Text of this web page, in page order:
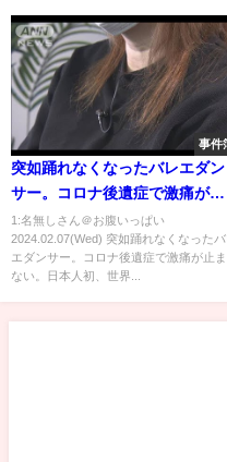
事件
突如踊れなくなったバレエダン
サー。コロナ後遺症で激痛が止
まらない。日本人初、世界5大バ
レエ団マリインスキー・バレエ
団に入った石井久美子が現役復
ドキュメンタリー。
1:名無しさん＠お腹いっぱい
2024.02.07(Wed) 突如踊れなくなったバ
エダンサー。コロナ後遺症で激痛が止ま
ない。日本人初、世界...